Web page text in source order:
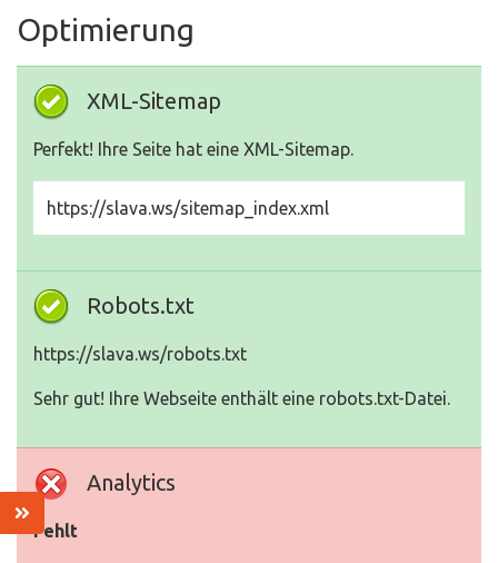
Optimierung
XML-Sitemap
Perfekt! Ihre Seite hat eine XML-Sitemap.
https://slava.ws/sitemap_index.xml
Robots.txt
https://slava.ws/robots.txt
Sehr gut! Ihre Webseite enthält eine robots.txt-Datei.
Analytics
Fehlt